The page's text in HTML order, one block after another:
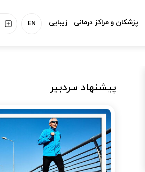
EN پزشکان و مراکز درمانی زیبایی
پیشنهاد سردبیر